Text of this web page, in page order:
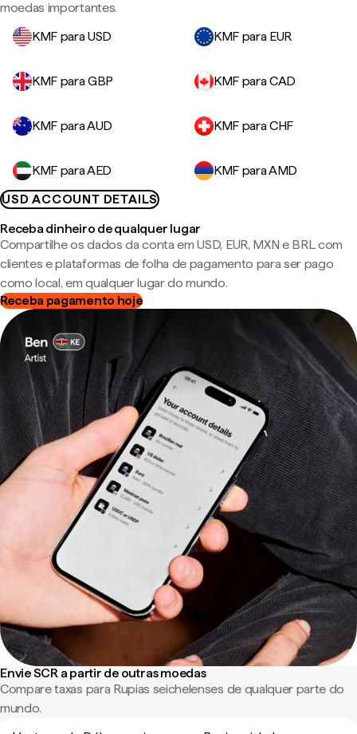
moedas importantes.
KMF para USD
KMF para EUR
KMF para GBP KMF para CAD
KMF para AUD KMF para CHF
KMF para AED
KMF para AMD
USD ACCOUNT DETAILS
Receba dinheiro de qualquer lugar
Compartilhe os dados da conta em USD, EUR, MXN e BRL com
clientes e plataformas de folha de pagamento para ser pago
como local, em qualquer lugar do mundo.
Receba pagamento hoje
Envie SCR a partir de outras moedas
Compare taxas para Rupias seichelenses de qualquer parte do
mundo.